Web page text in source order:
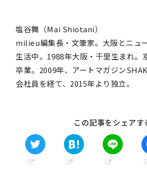
塩谷舞（Mai Shiotani）
milieu編集長・文筆家。大阪とニュ
生活中。1988年大阪・千里生まれ。
卒業。2009年、アートマガジン
会社員を経て、2015年より独立。
この記事をシェアす